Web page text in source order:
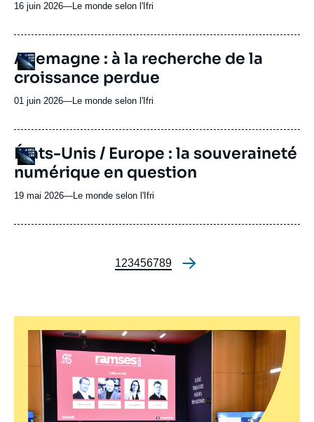
16 juin 2026—Nom
journal,
ou
émission
Le monde selon l'Ifri
Logo
URL
de
Spotify
Allemagne : à la recherche de la
croissance perdue
01 juin 2026—Nom
journal,
ou
émission
Le monde selon l'Ifri
Logo
URL
de
Spotify
États-Unis / Europe : la souveraineté
numérique en question
19 mai 2026—Nom
journal,
Le monde selon l'Ifri
Pagination
Page
1Page
2Page
3Page
4Page
5Page
6Page
7Page
8Page
9